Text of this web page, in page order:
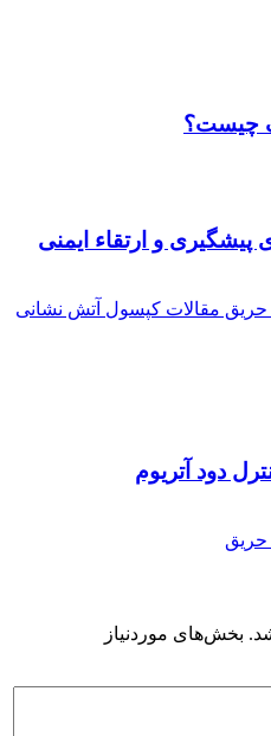
چیست؟
و ارتقاء ایمنی
حریق مقالات کپسول آتش نشانی
دود آتریوم
حریق
بخش‌های موردنیاز